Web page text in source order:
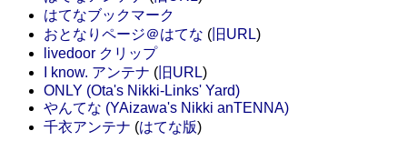
はてなブックマーク
おとなりページ＠はてな ( 旧URL)
livedoor クリップ
I know. アンテナ ( 旧URL)
ONLY (Ota's Nikki-Links' Yard)
やんてな (YAizawa's Nikki anTENNA)
千衣アンテナ (はてな版)